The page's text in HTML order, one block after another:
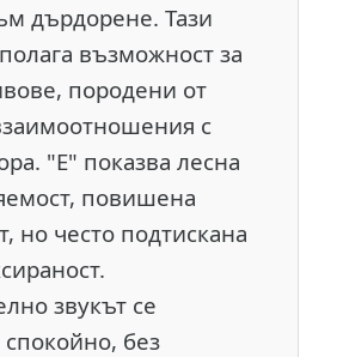
дърдорене. Тази
възможност за
породени от
с
"Е" показва лесна
повишена
но често подтискана
звукът се
без